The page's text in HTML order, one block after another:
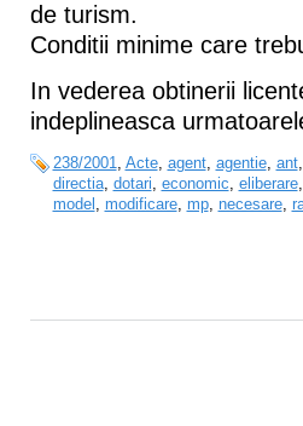
de turism.
Conditii minime care
In vederea obtinerii
indeplineasca
238/2001 Acte, agent, agentie, ant,
directia, dotari economic eliberare,
model modificare, mp, necesare,